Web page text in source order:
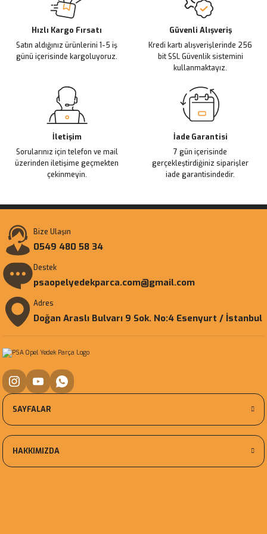
Ürün bilgilerinde hatalar bulunuyor.
Ürün fiyatı diğer sitelerden daha pahalı.
Bu ürüne benzer farklı alternatifler olmalı.
Hızlı Kargo Fırsatı
Satın aldığınız ürünlerini 1-5 iş
günü içerisinde kargoluyoruz.
Güvenli Alışveriş
Kredi kartı alışverişlerinde 256
bit SSL Güvenlik sistemini
kullanmaktayız.
İletişim
Sorularınız için telefon ve mail
üzerinden iletişime geçmekten
çekinmeyin.
İade Garantisi
7 gün içerisinde
gerçekleştirdiğiniz siparişler
iade garantisindedir.
Bize Ulaşın
0549 480 58 34
Destek
psaopelyedekparca.com@gmail.com
Adres
Doğan Araslı Bulvarı 9 Sok. No:4 Esenyurt / İstanbul
SAYFALAR
HAKKIMIZDA